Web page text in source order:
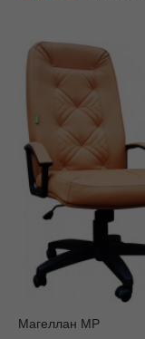
Магеллан MP